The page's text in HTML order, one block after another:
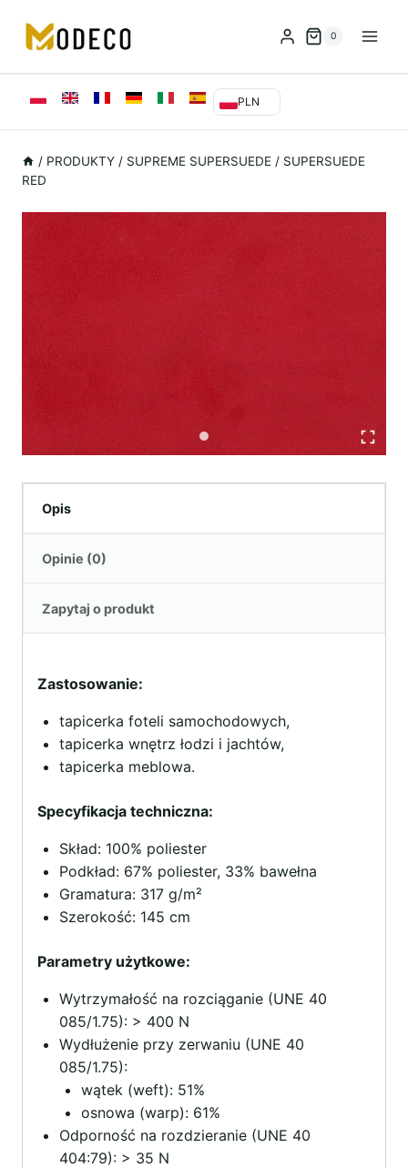
treści
0
PLN
/ PRODUKTY / SUPREME SUPERSUEDE / SUPERSUEDE
RED
Opis
Opinie (0)
Zapytaj o produkt
Zastosowanie:
tapicerka foteli samochodowych,
tapicerka wnętrz łodzi i jachtów,
tapicerka meblowa.
Specyfikacja techniczna:
Skład: 100% poliester
Podkład: 67% poliester, 33% bawełna
Gramatura: 317 g/m²
Szerokość: 145 cm
Parametry użytkowe:
Wytrzymałość na rozciąganie (UNE 40
085/1.75): > 400 N
Wydłużenie przy zerwaniu (UNE 40
085/1.75):
wątek (weft): 51%
osnowa (warp): 61%
Odporność na rozdzieranie (UNE 40
404:79): > 35 N